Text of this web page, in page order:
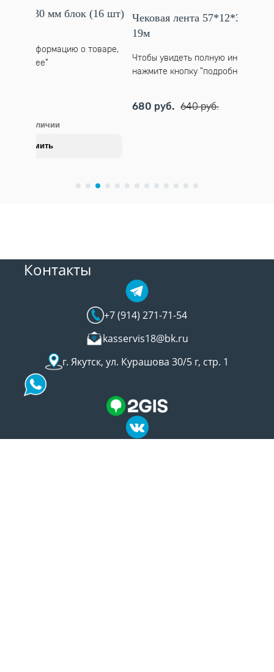
(16 шт)
Чековая лента 57*12*30 мм блок (20 шт)
Чтобы увидеть полную информацию о товаре,
нажмите кнопку "подробнее"
Контакты
+7 (914) 271-71-54
kasservis18@bk.ru
г. Якутск, ул. Курашова 30/5 г, стр. 1